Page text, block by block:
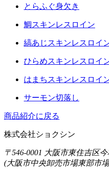
とらふぐ身欠き
鯛スキンレスロイン
縞あじスキンレスロイ
ひらめスキンレスロイ
はまちスキンレスロイ
サーモン切落し
商品紹介に戻る
株式会社ショクシン
〒546-0001 大阪市東住吉区
(大阪市中央卸売市場東部市